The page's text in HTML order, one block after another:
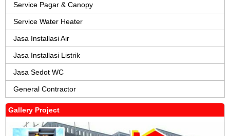
Service Pagar & Canopy
Service Water Heater
Jasa Installasi Air
Jasa Installasi Listrik
Jasa Sedot WC
General Contractor
Gallery Project